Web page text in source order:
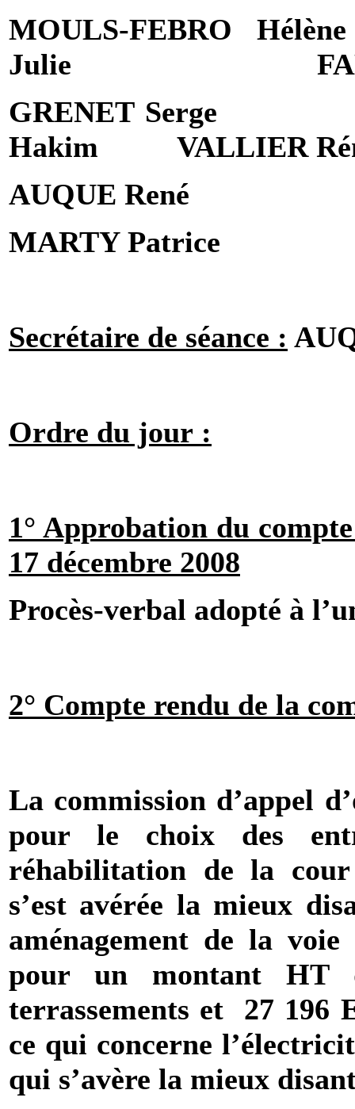
MOULS-FEBRO Hélène
Julie
GRENET Serge
Hakim
VALLIER
AUQUE René
MARTY Patrice
Secrétaire de séance :
Ordre du jour :
1° Approbation du
17 décembre 2008
Procès-verbal adopté à
2° Compte rendu de la
La commission d’appel
pour le choix des
réhabilitation de la cour
s’est avérée la mieux
aménagement de la
pour un montant HT
terrassements et
27 196
ce qui concerne
qui s’avère la mieux